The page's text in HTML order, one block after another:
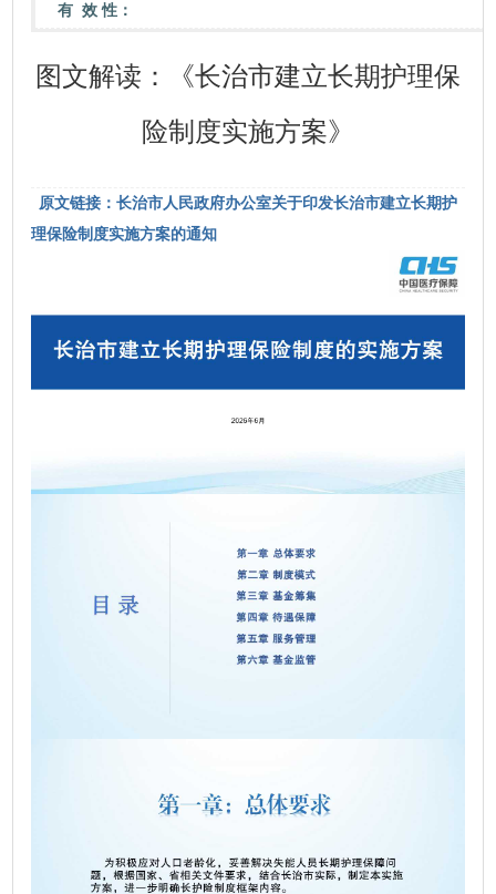
有 效 性：
图文解读：《长治市建立长期护理保
险制度实施方案》
原文链接：长治市人民政府办公室关于印发长治市建立长期护
理保险制度实施方案的通知